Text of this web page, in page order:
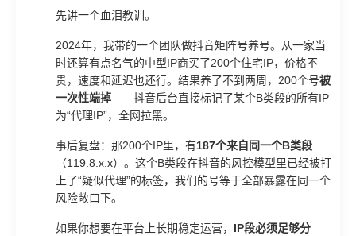
先讲一个血泪教训。
2024年，我带的一个团队做抖音矩阵号养号。从一家当
时还算有点名气的中型IP商买了200个住宅IP，价格不
贵，速度和延迟也还行。结果养了不到两周，200个号被
一次性端掉——抖音后台直接标记了某个B类段的所有IP
为“代理IP”，全网拉黑。
事后复盘：那200个IP里，有187个来自同一个B类段
（119.8.x.x）。这个B类段在抖音的风控模型里已经被打
上了“疑似代理”的标签，我们的号等于全部暴露在同一个
风险敞口下。
如果你想要在平台上长期稳定运营， IP段必须足够分